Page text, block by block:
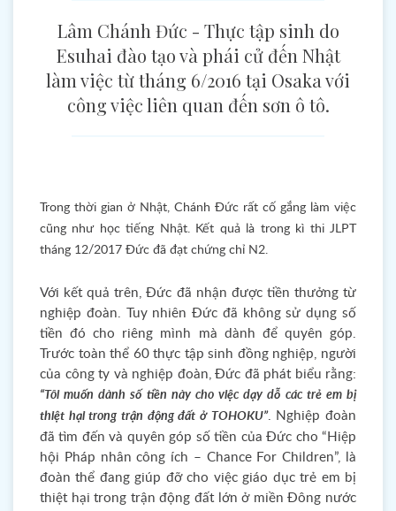
Lâm Chánh Đức - Thực tập sinh do
Esuhai đào tạo và phái cử đến Nhật
làm việc từ tháng 6/2016 tại Osaka với
công việc liên quan đến sơn ô tô.
Trong thời gian ở Nhật, Chánh Đức rất cố gắng làm việc
cũng như học tiếng Nhật. Kết quả là trong kì thi JLPT
tháng 12/2017 Đức đã đạt chứng chỉ N2.
Với kết quả trên, Đức đã nhận được tiền thưởng từ
nghiệp đoàn. Tuy nhiên Đức đã không sử dụng số
tiền đó cho riêng mình mà dành để quyên góp.
Trước toàn thể 60 thực tập sinh đồng nghiệp, người
của công ty và nghiệp đoàn, Đức đã phát biểu rằng:
“Tôi muốn dành số tiền này cho việc dạy dỗ các trẻ em bị
thiệt hại trong trận động đất ở TOHOKU”. Nghiệp đoàn
đã tìm đến và quyên góp số tiền của Đức cho “Hiệp
hội Pháp nhân công ích – Chance For Children”, là
đoàn thể đang giúp đỡ cho việc giáo dục trẻ em bị
thiệt hại trong trận động đất lớn ở miền Đông nước